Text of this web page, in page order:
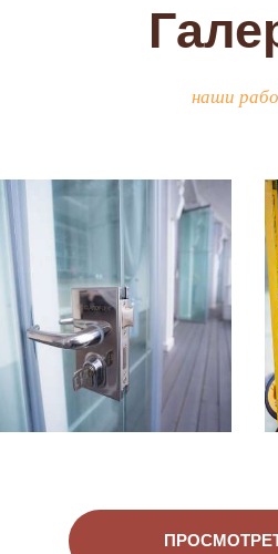
наши
Безрамное
остекление